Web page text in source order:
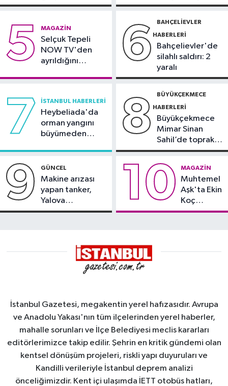
halindeki 3 araca çarptı: 2 yaralı
silahlı kavga
görüntülendi
5 MAGAZIN
Selçuk Tepeli
NOW TV'den
ayrıldığını
6 BAHÇELIEVLER
HABERLERI
Bahçelievler'de
silahlı saldırı: 2
yaralı
7 İSTANBUL HABERLERI
Heybeliada'da
orman yangını
büyümeden
8 BÜYÜKÇEKMECE
HABERLERI
Büyükçekmece
Mimar Sinan
Sahil’de toprak
kayması
9 GÜNCEL
Makine arızası
yapan tanker,
Yalova
Demirleme
10 MAGAZIN
Muhtemel
Aşk'ta Ekin
Koç
damgası
İstanbul Gazetesi, megakentin yerel hafızasıdır. Avrupa
ve Anadolu Yakası'nın tüm ilçelerinden yerel haberler,
mahalle sorunları ve İlçe Belediyesi meclis kararları
editörlerimizce takip edilir. Şehrin en kritik gündemi olan
kentsel dönüşüm projeleri, riskli yapı duyuruları ve
Kandilli verileriyle İstanbul deprem analizi
önceliğimizdir. Kent içi ulaşımda İETT otobüs hatları,